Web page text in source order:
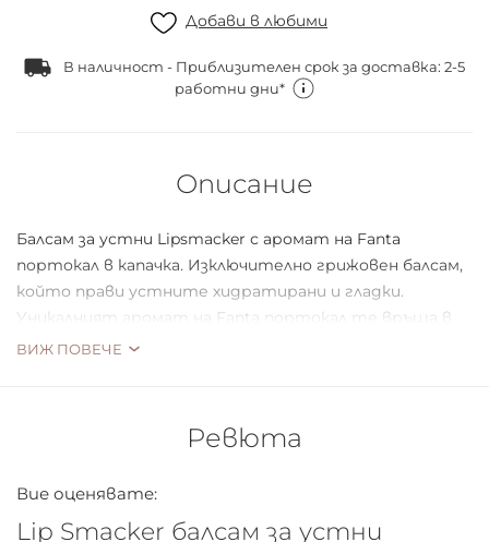
Добави в любими
В наличност - Приблизителен срок за доставка: 2-5
работни дни*
Описание
Балсам за устни Lipsmacker с аромат на Fanta
портокал в капачка. Изключително грижовен балсам,
който прави устните хидратирани и гладки.
Уникалният аромат на Fanta портокал те връща в
горещите летни дни на безгрижие и забава.
ВИЖ ПОВЕЧЕ
Ревюта
Вие оценявате:
Lip Smacker балсам за устни